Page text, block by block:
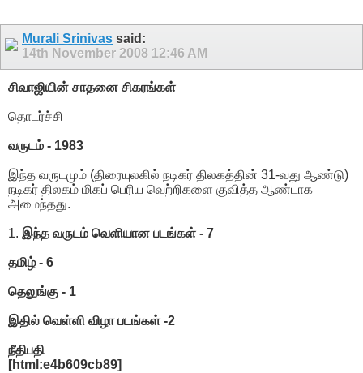
Murali Srinivas said:
14th November 2008 12:46 AM
சிவாஜியின் சாதனை சிகரங்கள்
தொடர்ச்சி
வருடம் - 1983
இந்த வருடமும் (திரையுலகில் நடிகர் திலகத்தின் 31-வது ஆண்டு)
நடிகர் திலகம் மிகப் பெரிய வெற்றிகளை குவித்த ஆண்டாக
அமைந்தது.
1. இந்த வருடம் வெளியான படங்கள் - 7
தமிழ் - 6
தெலுங்கு - 1
இதில் வெள்ளி விழா படங்கள் -2
நீதிபதி
[html:e4b609cb89]